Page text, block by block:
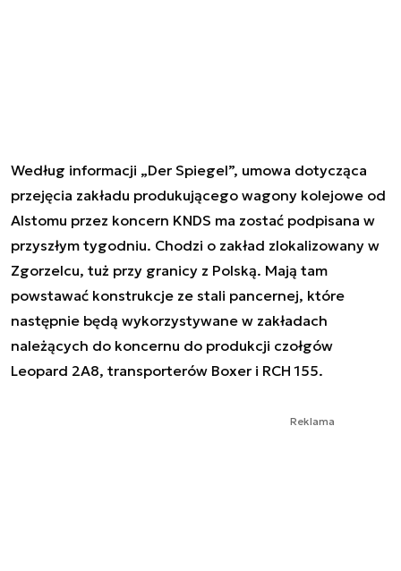
Według informacji „Der Spiegel”, umowa dotycząca
przejęcia zakładu produkującego wagony kolejowe od
Alstomu przez koncern KNDS ma zostać podpisana w
przyszłym tygodniu. Chodzi o zakład zlokalizowany w
Zgorzelcu, tuż przy granicy z Polską. Mają tam
powstawać konstrukcje ze stali pancernej, które
następnie będą wykorzystywane w zakładach
należących do koncernu do produkcji czołgów
Leopard 2A8, transporterów Boxer i RCH 155.
Reklama